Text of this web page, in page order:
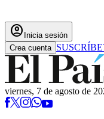
account_circle Inicia sesión
Crea cuenta
viernes, 7 de agosto de